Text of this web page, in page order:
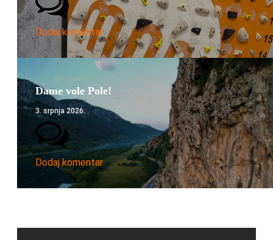
Dodaj komentar
Dame vole Pole!
3. srpnja 2026.
Dodaj komentar